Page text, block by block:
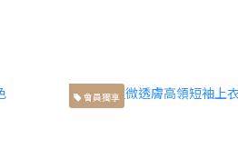
會員獨享